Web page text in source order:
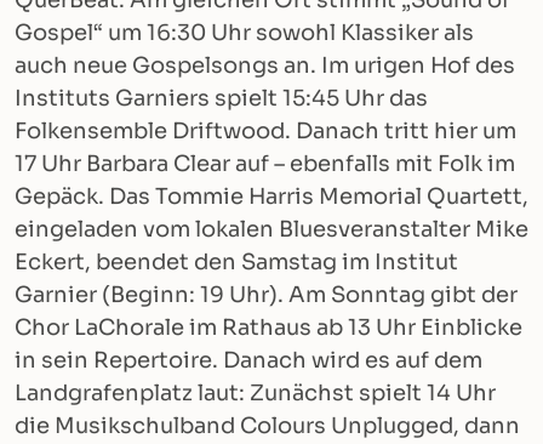
Gospel“ um 16:30 Uhr sowohl Klassiker als
auch neue Gospelsongs an. Im urigen Hof des
Instituts Garniers spielt 15:45 Uhr das
Folkensemble Driftwood. Danach tritt hier um
17 Uhr Barbara Clear auf – ebenfalls mit Folk im
Gepäck. Das Tommie Harris Memorial Quartett,
eingeladen vom lokalen Bluesveranstalter Mike
Eckert, beendet den Samstag im Institut
Garnier (Beginn: 19 Uhr). Am Sonntag gibt der
Chor LaChorale im Rathaus ab 13 Uhr Einblicke
in sein Repertoire. Danach wird es auf dem
Landgrafenplatz laut: Zunächst spielt 14 Uhr
die Musikschulband Colours Unplugged, dann